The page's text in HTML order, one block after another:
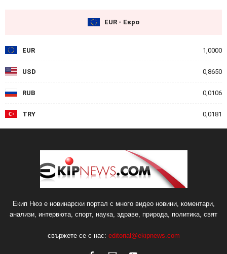
EUR - Евро
EUR 1,0000
USD 0,8650
RUB 0,0106
TRY 0,0181
Екип Нюз е новинарски портал с много видео новини, коментари,
анализи, интервюта, спорт, наука, здраве, природа, политика, свят
свържете се с нас: editorial@ekipnews.com